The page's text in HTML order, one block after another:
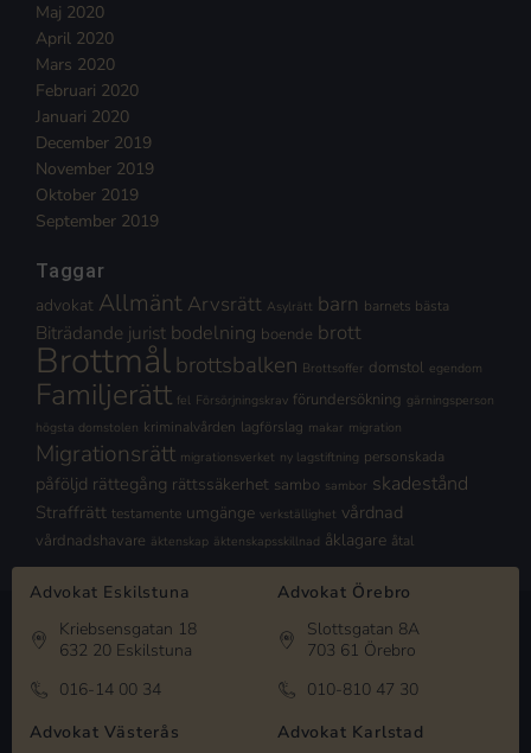
Maj 2020
April 2020
Mars 2020
Februari 2020
Januari 2020
December 2019
November 2019
Oktober 2019
September 2019
Taggar
advokat Allmänt Arvsrätt Asylrätt barn barnets bästa
Biträdande jurist bodelning boende brott
Brottmålbrottsbalken Brottsoffer domstol egendom
Familjerätt fel Försörjningskrav förundersökning gärningsperson
högsta domstolen kriminalvården lagförslag makar migration
Migrationsrätt migrationsverket ny lagstiftning personskada
påföljd rättegång rättssäkerhet sambo sambor skadestånd
Straffrätt testamente umgänge verkställighet vårdnad
vårdnadshavare äktenskap äktenskapsskillnad åklagare åtal
Advokat Eskilstuna
Kriebsensgatan 18
632 20 Eskilstuna
016-14 00 34
Advokat Örebro
Slottsgatan 8A
703 61 Örebro
010-810 47 30
Advokat Västerås
Advokat Karlstad